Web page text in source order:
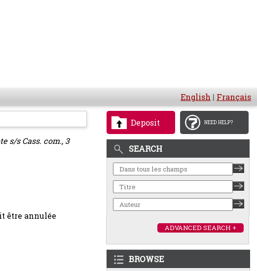
English | Français
Deposit NEED HELP?
SEARCH
ADVANCED SEARCH +
BROWSE
s/s Cass. com., 3
être annulée